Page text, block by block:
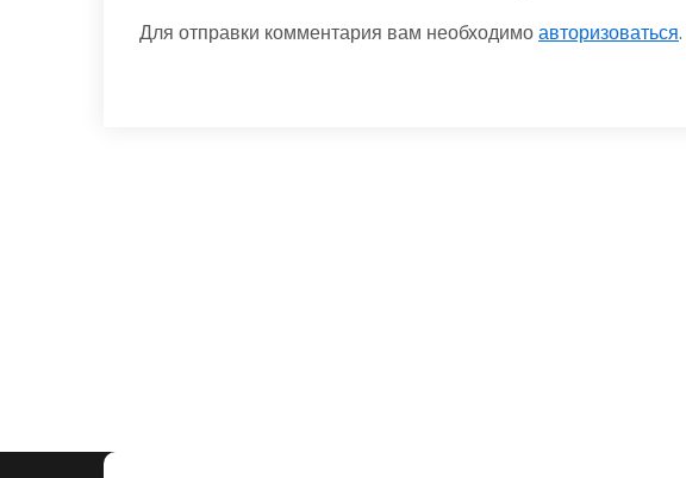
Для отправки комментария вам необходимоавторизоваться.